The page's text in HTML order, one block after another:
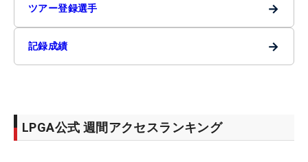
ツアー登録選手 →
記録成績 →
LPGA公式 週間アクセスランキング